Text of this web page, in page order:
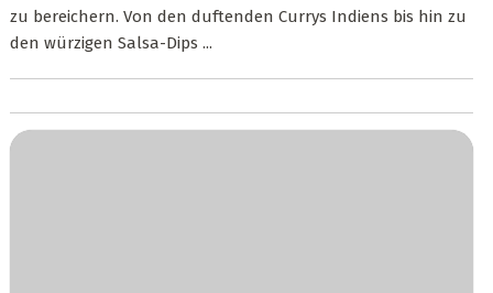
zu bereichern. Von den duftenden Currys Indiens bis hin zu
den würzigen Salsa-Dips ...